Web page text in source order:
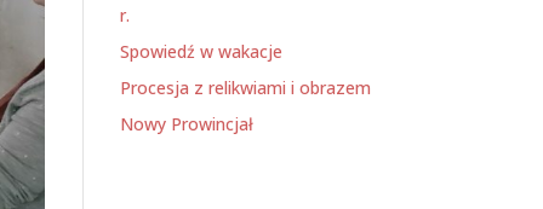
r.
Spowiedź w wakacje
Procesja z relikwiami i obrazem
Nowy Prowincjał